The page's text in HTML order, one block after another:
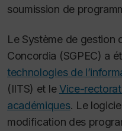
soumission de
Le Système de gestion
Concordia (SGPEC) a
technologies de
(IITS) et leVice-
académiques. Le
modification des